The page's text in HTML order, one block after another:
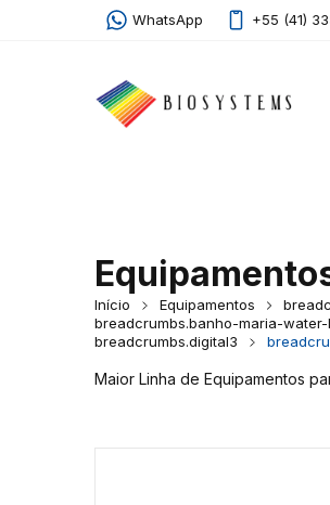
WhatsApp +55 (41)
Início Equipamentos
breadcrumbs.banho-maria-water-
breadcrumbs.digital3
Maior Linha de Equipamentos